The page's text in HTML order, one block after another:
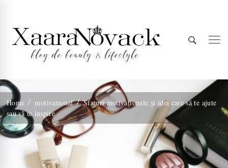
Xaara
Novack
Home motivational
Sfaturi motivaționale și idei care să te ajute
sau să te inspire